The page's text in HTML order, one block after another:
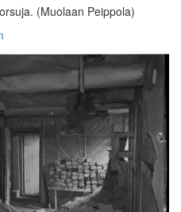
(Muolaan Peippola)